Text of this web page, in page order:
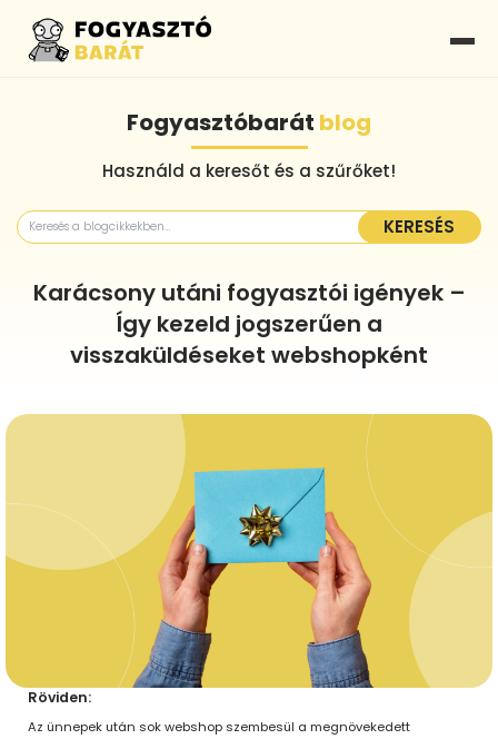
Fogyasztóbarát blog
Használd a keresőt és a szűrőket!
KERESÉS
Karácsony utáni fogyasztói igények –
Így kezeld jogszerűen a
visszaküldéseket webshopként
Röviden:
Az ünnepek után sok webshop szembesül a megnövekedett